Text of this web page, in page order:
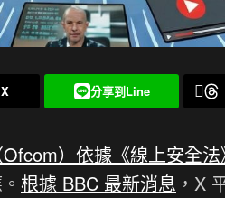
分享到Line
）依據《線上安全
根據 BBC 最新消息 ，X